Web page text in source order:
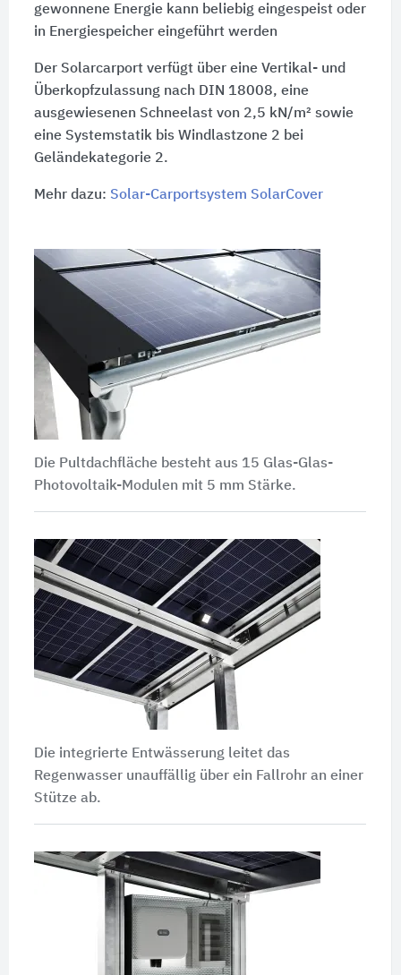
gewonnene Energie kann beliebig eingespeist oder
in Energiespeicher eingeführt werden
Der Solarcarport verfügt über eine Vertikal- und
Überkopfzulassung nach DIN 18008, eine
ausgewiesenen Schneelast von 2,5 kN/m² sowie
eine Systemstatik bis Windlastzone 2 bei
Geländekategorie 2.
Mehr dazu: Solar-Carportsystem SolarCover
Die Pultdachfläche besteht aus 15 Glas-Glas-
Photovoltaik-Modulen mit 5 mm Stärke.
Die integrierte Entwässerung leitet das
Regenwasser unauffällig über ein Fallrohr an einer
Stütze ab.